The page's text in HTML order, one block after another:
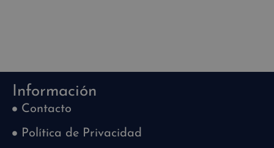
Información
Contacto
Política de Privacidad